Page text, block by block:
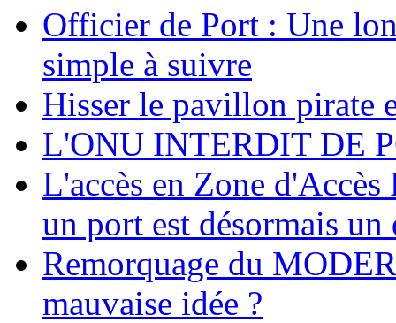
Officier de Port : Une
simple à suivre
Hisser le pavillon pirate
L'ONU INTERDIT DE
L'accès en Zone
un port est désormais un
Remorquage du
mauvaise idée ?